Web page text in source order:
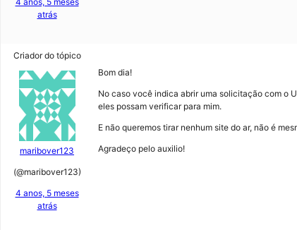
atrás
Criador do tópico
maribover123
(@maribover123)
4 anos, 5 meses
atrás
Bom dia!
No caso você indica abrir uma solicitação com o
eles possam verificar para mim.
E não queremos tirar nenhum site do ar, não é
Agradeço pelo auxilio!